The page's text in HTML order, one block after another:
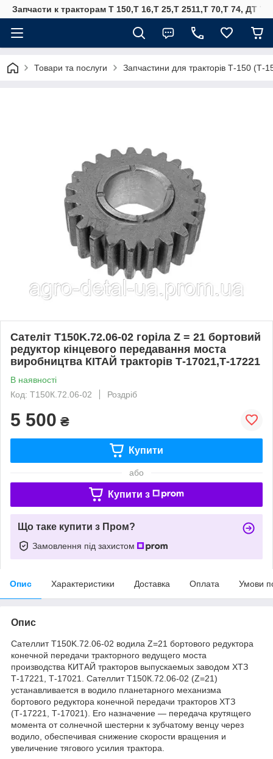
Запчасти к тракторам Т 150,Т 16,Т 25,Т 2511,Т 70,Т 74, ДТ
Товари та послуги Запчастини для тракторів Т-150
Сателіт T150K.72.06-02 горіла Z = 21 бортовий
редуктор кінцевого передавання моста
виробництва КІТАЙ тракторів Т-17021,Т-17221
В наявності
Код: Т150К.72.06-02
Роздріб
5 500 ₴
Купити
або
Купити з
Що таке купити з Пром?
Замовлення під захистом
Опис Характеристики Доставка Оплата Умови
Опис
Сателлит T150K.72.06-02 водила Z=21 бортового редуктора
конечной передачи тракторного ведущего моста
производства КИТАЙ тракторов выпускаемых заводом ХТЗ
Т-17221, Т-17021. Сателлит Т150К.72.06-02 (Z=21)
устанавливается в водило планетарного механизма
бортового редуктора конечной передачи тракторов ХТЗ
(Т-17221, Т-17021). Его назначение — передача крутящего
момента от солнечной шестерни к зубчатому венцу через
водило, обеспечивая снижение скорости вращения и
увеличение тягового усилия трактора.